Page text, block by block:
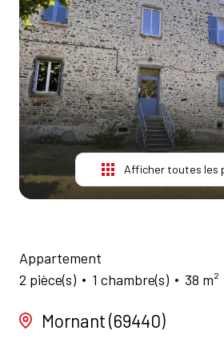
NOS
AGENCES
CONTACT
Afficher toutes les
Appartement
2 pièce(s)
1 chambre(s) 38 m²
Mornant (69440)